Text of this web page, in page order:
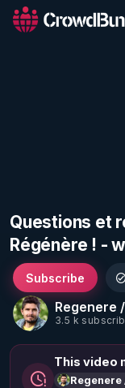
Questions et
Régénère ! -
Regenere
3.5 k
Subscribe
This video